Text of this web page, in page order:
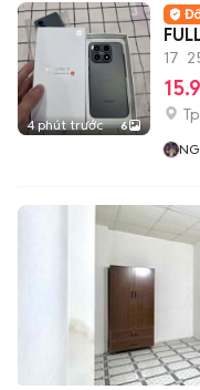
4 phút trước 6
17